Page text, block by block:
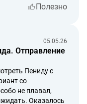
Я сначала боялась
и как-то быстро
не хотелось
получился,
Полезно
05.05.26
Отправление
Пениду с
со
не плавал,
Оказалось